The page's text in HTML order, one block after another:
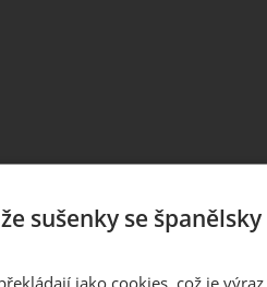
sušenky se
jako cookies, což je